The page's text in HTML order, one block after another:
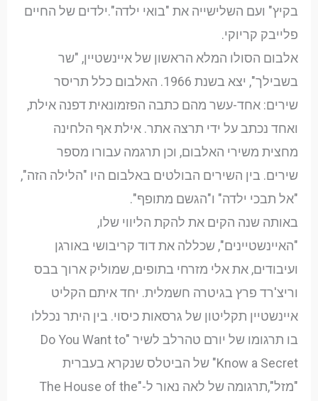
בקיץ" ועם השלישייה את "בואי ילדה".ילדים של החיים
פלייבק קריוקי.
אלבום הסולו המלא הראשון של איינשטיין, "שר
בשבילך", יצא בשנת 1966. האלבום כלל תריסר
שירים: אחד-עשר מהם כתבה הפזמונאית דפנה אילת,
ואחד נכתב על ידי תרצה אתר. אילת אף הלחינה
מחצית משירי האלבום, וכן תרגמה עבורו מספר
שירים. בין השירים הבולטים באלבום היו "הלילה הזה",
"אל תבכי ילדה" ו"הגשם מתופף".
באותה שנה הקים את להקת הליווי שלו,
"האיינשטיינים", שכללה את דוד קריבושי באורגן
ועיבודים, את אלי מזרחי בתופים, שמוליק ארוך בבס
וריצ'רד פרץ בגיטרה חשמלית. יחד איתם הקליט
איינשטיין תקליטון של גרסאות כיסוי. בין היתר נכללו
בו תרגומו של יורם טהרלב לשיר "Do You Want to
Know a Secret" של הביטלס שנקרא בעברית
"מזל",תרגומה של לאה נאור ל-"The House of the